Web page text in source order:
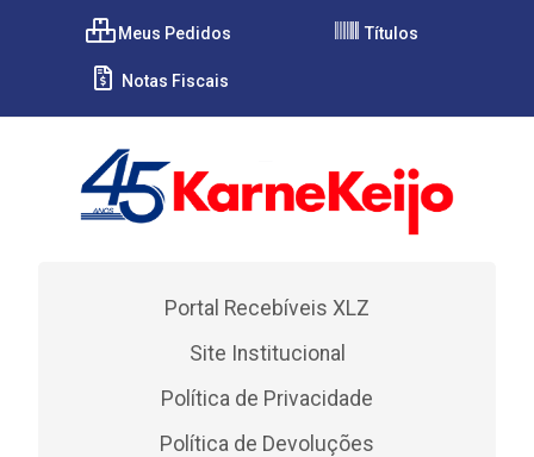
Meus Pedidos Títulos
Notas Fiscais
Portal Recebíveis XLZ
Site Institucional
Política de Privacidade
Política de Devoluções